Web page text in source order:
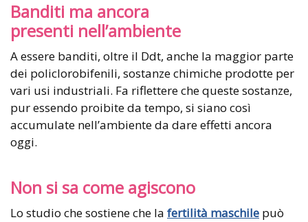
Banditi ma ancora
presenti nell’ambiente
A essere banditi, oltre il Ddt, anche la maggior parte
dei policlorobifenili, sostanze chimiche prodotte per
vari usi industriali. Fa riflettere che queste sostanze,
pur essendo proibite da tempo, si siano così
accumulate nell’ambiente da dare effetti ancora
oggi.
Non si sa come agiscono
Lo studio che sostiene che la fertilità maschile può